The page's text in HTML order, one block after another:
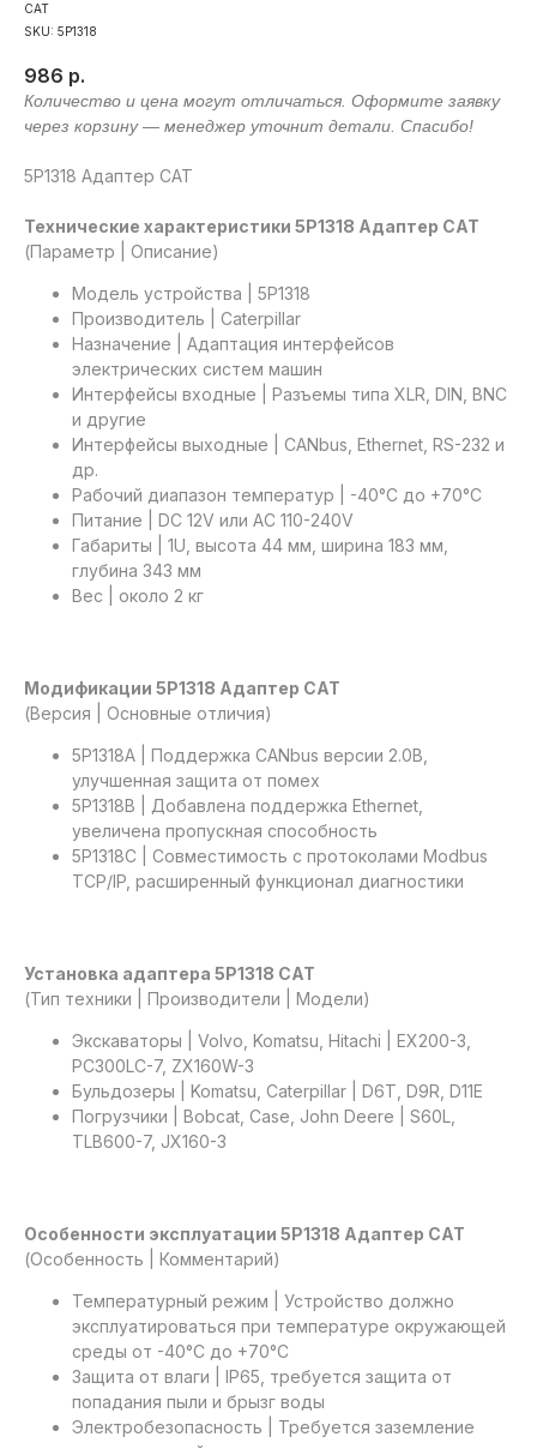
CAT
SKU: 5P1318
986 р.
5P1318 Адаптер CAT
Технические характеристики 5P1318 Адаптер CAT
(Параметр | Описание)
Модель устройства | 5P1318
Производитель | Caterpillar
Назначение | Адаптация интерфейсов
электрических систем машин
Интерфейсы входные | Разъемы типа XLR, DIN, BNC
и другие
Интерфейсы выходные | CANbus, Ethernet, RS-232 и
др.
Рабочий диапазон температур | -40°C до +70°C
Питание | DC 12V или AC 110-240V
Габариты | 1U, высота 44 мм, ширина 183 мм,
глубина 343 мм
Вес | около 2 кг
Модификации 5P1318 Адаптер CAT
(Версия | Основные отличия)
5P1318A | Поддержка CANbus версии 2.0B,
улучшенная защита от помех
5P1318B | Добавлена поддержка Ethernet,
увеличена пропускная способность
5P1318C | Совместимость с протоколами Modbus
TCP/IP, расширенный функционал диагностики
Установка адаптера 5P1318 CAT
(Тип техники | Производители | Модели)
Экскаваторы | Volvo, Komatsu, Hitachi | EX200-3,
PC300LC-7, ZX160W-3
Бульдозеры | Komatsu, Caterpillar | D6T, D9R, D11E
Погрузчики | Bobcat, Case, John Deere | S60L,
TLB600-7, JX160-3
Особенности эксплуатации 5P1318 Адаптер CAT
(Особенность | Комментарий)
Температурный режим | Устройство должно
эксплуатироваться при температуре окружающей
среды от -40°C до +70°C
Защита от влаги | IP65, требуется защита от
попадания пыли и брызг воды
Электробезопасность | Требуется заземление